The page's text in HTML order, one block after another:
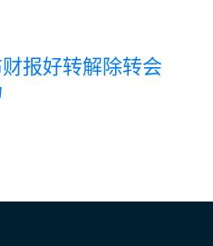
报好转解除转会